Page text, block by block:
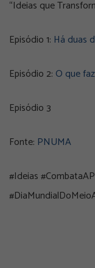
“Ideias que
Episódio 1: Há duas
Episódio 2: O que
Episódio 3
Fonte: PNUMA
#Ideias